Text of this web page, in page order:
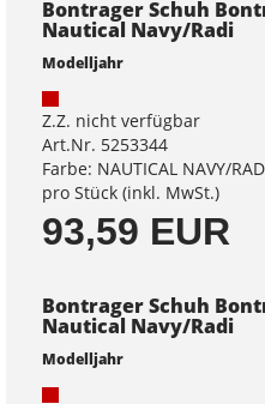
Bontrager Schuh
Nautical Navy/Radi
Modelljahr
Z.Z. nicht verfügbar
Art.Nr. 5253344
Farbe: NAUTICAL NAVY/
pro Stück (inkl. MwSt.)
93,59 EUR
Bontrager Schuh
Nautical Navy/Radi
Modelljahr